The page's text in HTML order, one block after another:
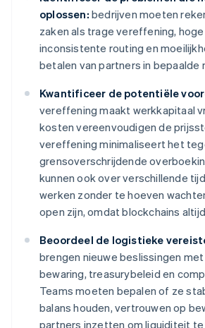
oplossen: bedrijven moeten
zaken als trage vereffening,
inconsistente routing en
betalen van partners in bepaalde
Kwantificeer de potentiële
vereffening maakt werkkapitaal
kosten vereenvoudigen de
vereffening minimaliseert het
grensoverschrijdende
kunnen ook over verschillende
werken zonder te hoeven
open zijn, omdat blockchains
Beoordeel de logistieke
brengen nieuwe beslissingen
bewaring, treasurybeleid en
Teams moeten bepalen of ze
balans houden, vertrouwen op
partners inzetten om liquiditeit te